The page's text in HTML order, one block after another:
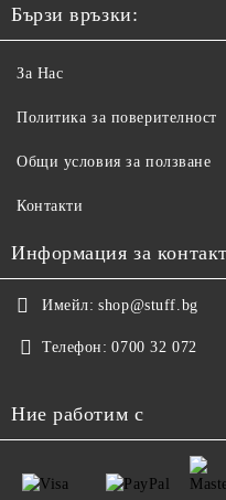
Бързи връзки:
За Нас
Политика за поверителност
Общи условия за ползване
Контакти
Информация за
Имейл: shop@stuff.bg
Телефон: 0700 32 072
Ние работим с